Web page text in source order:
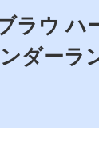
ラウ ハ
ダーラ